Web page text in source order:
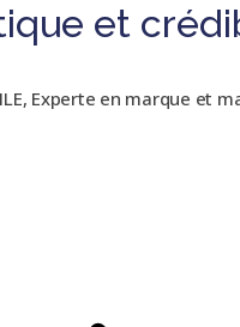
et
Experte en marque et